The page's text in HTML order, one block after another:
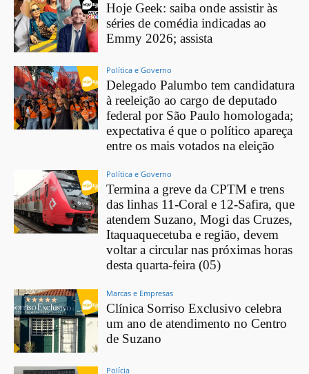
Hoje Geek: saiba onde assistir às
séries de comédia indicadas ao
Emmy 2026; assista
Política e Governo
Delegado Palumbo tem candidatura
à reeleição ao cargo de deputado
federal por São Paulo homologada;
expectativa é que o político apareça
entre os mais votados na eleição
Política e Governo
Termina a greve da CPTM e trens
das linhas 11-Coral e 12-Safira, que
atendem Suzano, Mogi das Cruzes,
Itaquaquecetuba e região, devem
voltar a circular nas próximas horas
desta quarta-feira (05)
Marcas e Empresas
Clínica Sorriso Exclusivo celebra
um ano de atendimento no Centro
de Suzano
Polícia